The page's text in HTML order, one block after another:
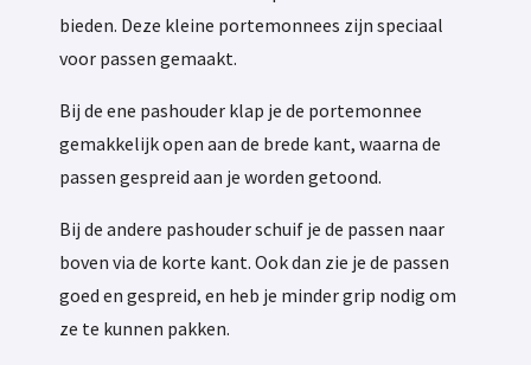
bieden. Deze kleine portemonnees zijn speciaal
voor passen gemaakt.
Bij de ene pashouder klap je de portemonnee
gemakkelijk open aan de brede kant, waarna de
passen gespreid aan je worden getoond.
Bij de andere pashouder schuif je de passen naar
boven via de korte kant. Ook dan zie je de passen
goed en gespreid, en heb je minder grip nodig om
ze te kunnen pakken.